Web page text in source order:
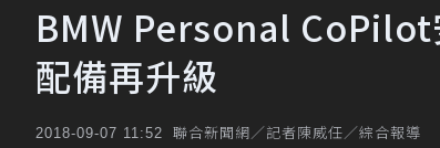
BMW Personal CoPilot
配備再升級
2018-09-07 11:52 聯合新聞網／記者陳威任／綜合報導